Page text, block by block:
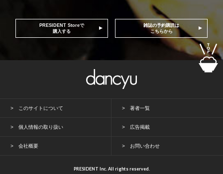
PRESIDENT Storeで
購入する
雑誌の予約購読は
こちらから
このサイトについて 著者一覧
個人情報の取り扱い 広告掲載
会社概要 お問い合わせ
PRESIDENT Inc. All rights reserved.